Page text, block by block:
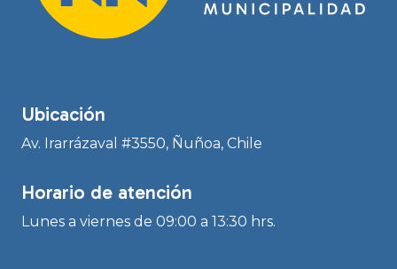
Ubicación
Av. Irarrázaval #3550, Ñuñoa, Chile
Horario de atención
Lunes a viernes de 09:00 a 13:30 hrs.